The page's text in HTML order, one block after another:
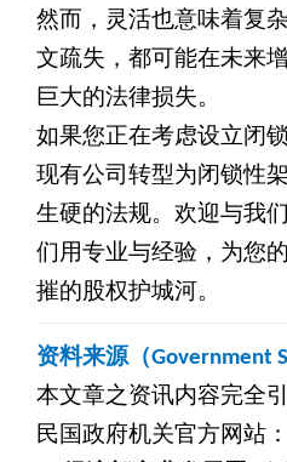
然而，灵活也意味着复
文疏失，都可能在未来
巨大的法律损失。
如果您正在考虑设立闭
现有公司转型为闭锁性
生硬的法规。欢迎与我
们用专业与经验，为您
摧的股权护城河。
资料来源（Government
本文章之资讯内容完全
民国政府机关官方网站：